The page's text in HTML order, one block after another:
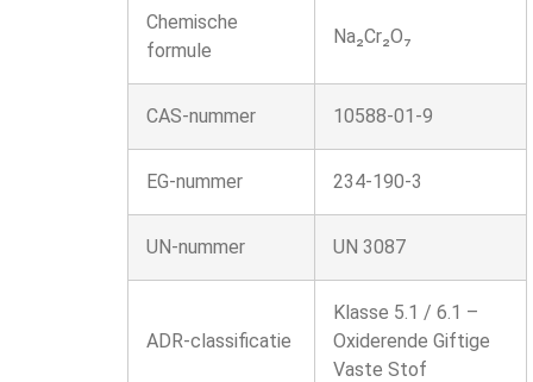
Chemische
formule
Na₂Cr₂O₇
CAS-nummer 10588-01-9
EG-nummer 234-190-3
UN-nummer UN 3087
ADR-classificatie
Klasse 5.1 / 6.1 –
Oxiderende Giftige
Vaste Stof